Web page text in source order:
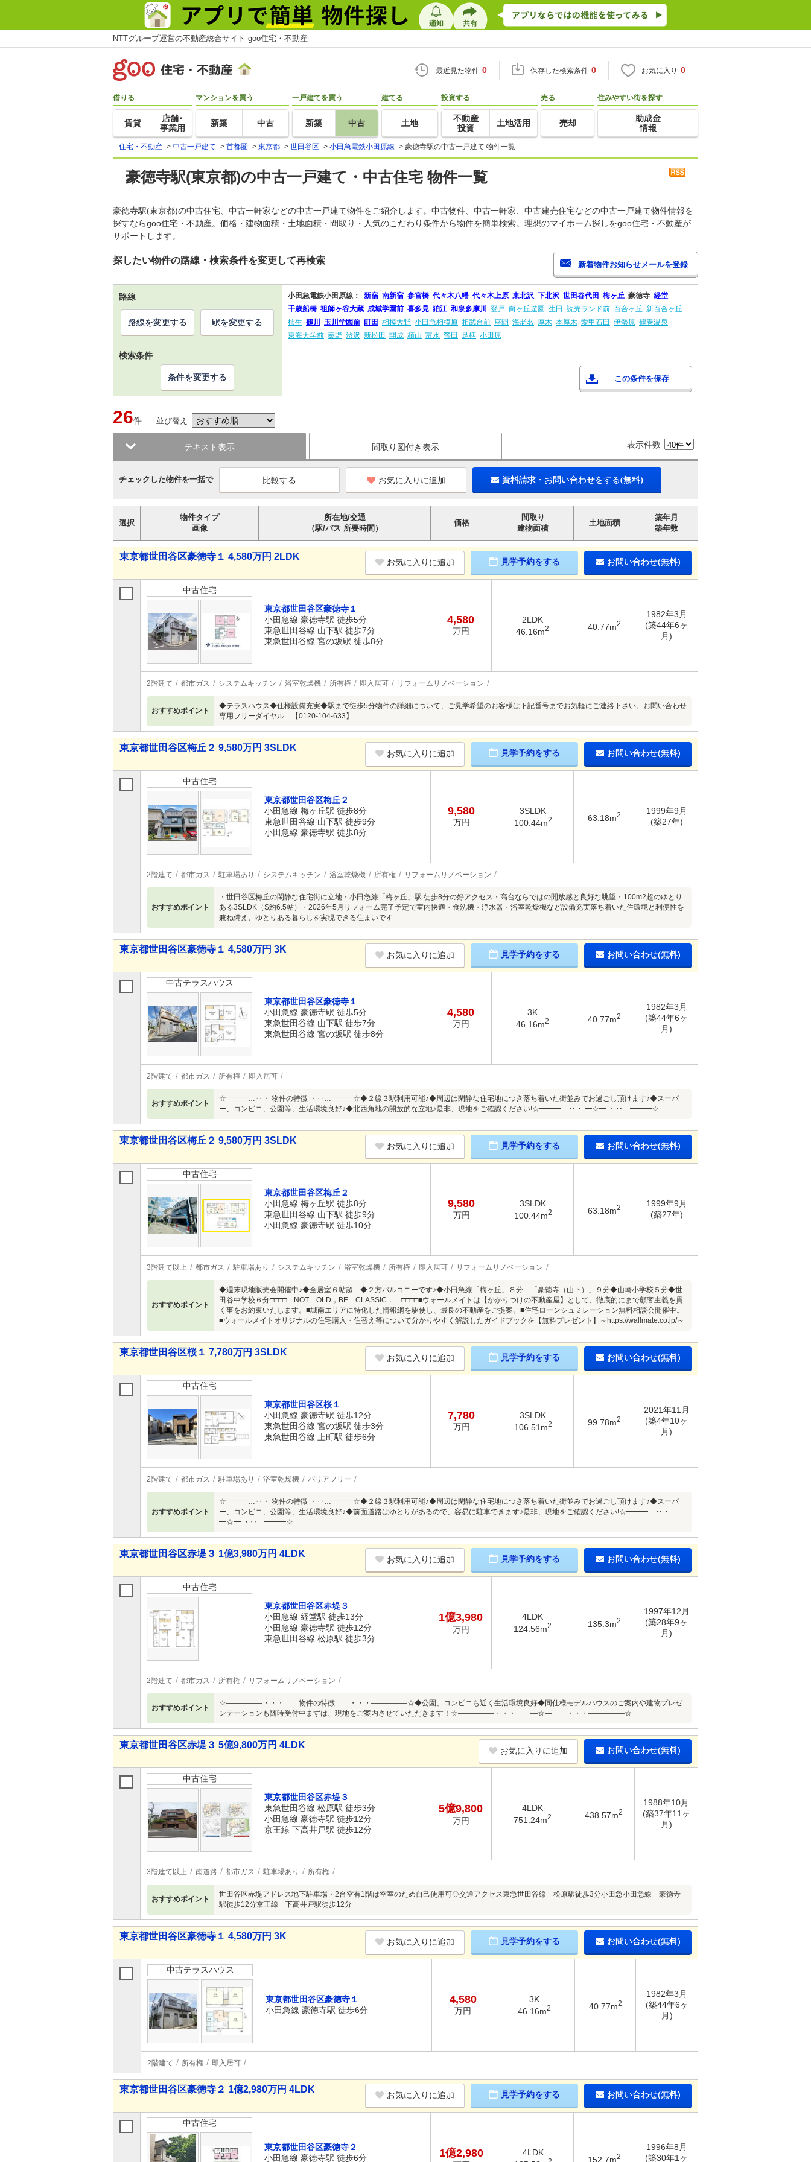
NTTグループ運営の不動産総合サイト goo住宅・不動産
最近見た物件 0 保存した検索条件 0 お気に入り 0
借りる
賃貸
店舗･
事業用
マンションを買う
新築 中古
一戸建てを買う
新築 中古
建てる
土地
投資する
不動産
投資
土地活用
売る
売却
住みやすい街を探す
助成金
情報
住宅・不動産 > 中古一戸建て > 首都圏 > 東京都 > 世田谷区 > 小田急電鉄小田原線 > 豪徳寺駅の中古一戸建て 物件一覧
豪徳寺駅(東京都)の中古一戸建て・中古住宅 物件一覧
豪徳寺駅(東京都)の中古住宅、中古一軒家などの中古一戸建て物件をご紹介します。中古物件、中古一軒家、中古建売住宅などの中古一戸建て物件情報を
探すならgoo住宅・不動産。価格・建物面積・土地面積・間取り・人気のこだわり条件から物件を簡単検索。理想のマイホーム探しをgoo住宅・不動産が
サポートします。
探したい物件の路線・検索条件を変更して再検索
路線 小田急電鉄小田原線： 新宿 南新宿 参宮橋 代々木八幡 代々木上原 東北沢 下北沢 世田谷代田 梅ヶ丘 豪徳寺 経堂
千歳船橋 祖師ヶ谷大蔵 成城学園前 喜多見 狛江 和泉多摩川 登戸 向ヶ丘遊園 生田 読売ランド前 百合ヶ丘 新百合ヶ丘
柿生 鶴川 玉川学園前 町田 相模大野 小田急相模原 相武台前 座間 海老名 厚木 本厚木 愛甲石田 伊勢原 鶴巻温泉
東海大学前 秦野 渋沢 新松田 開成 栢山 富水 螢田 足柄 小田原
路線を変更する 駅を変更する
検索条件
この条件を保存
条件を変更する
26件 並び替え
テキスト表示 間取り図付き表示 表示件数
チェックした物件を一括で お気に入りに追加 資料請求・お問い合わせをする(無料)
選択
物件タイプ
画像
所在地/交通
（駅/バス 所要時間）
価格
間取り
建物面積
土地面積
築年月
築年数
東京都世田谷区豪徳寺１ 4,580万円 2LDK
お気に入りに追加 見学予約をする お問い合わせ(無料)
中古住宅
東京都世田谷区豪徳寺１
小田急線 豪徳寺駅 徒歩5分
東急世田谷線 山下駅 徒歩7分
東急世田谷線 宮の坂駅 徒歩8分
4,580
万円
2LDK
46.16m2 40.77m2
1982年3月
(築44年6ヶ
月)
2階建て 都市ガス システムキッチン 浴室乾燥機 所有権 即入居可 リフォームリノベーション
おすすめポイント
◆テラスハウス◆仕様設備充実◆駅まで徒歩5分物件の詳細について、ご見学希望のお客様は下記番号までお気軽にご連絡下さい。お問い合わせ
専用フリーダイヤル 【0120-104-633】
東京都世田谷区梅丘２ 9,580万円 3SLDK
お気に入りに追加 見学予約をする お問い合わせ(無料)
中古住宅
東京都世田谷区梅丘２
小田急線 梅ヶ丘駅 徒歩8分
東急世田谷線 山下駅 徒歩9分
小田急線 豪徳寺駅 徒歩8分
9,580
万円
3SLDK
100.44m2 63.18m2
1999年9月
(築27年)
2階建て 都市ガス 駐車場あり システムキッチン 浴室乾燥機 所有権 リフォームリノベーション
おすすめポイント
・世田谷区梅丘の閑静な住宅街に立地・小田急線「梅ヶ丘」駅 徒歩8分の好アクセス・高台ならではの開放感と良好な眺望・100m2超のゆとり
ある3SLDK（S約6.5帖）・2026年5月リフォーム完了予定で室内快適・食洗機・浄水器・浴室乾燥機など設備充実落ち着いた住環境と利便性を
兼ね備え、ゆとりある暮らしを実現できる住まいです
東京都世田谷区豪徳寺１ 4,580万円 3K
お気に入りに追加 見学予約をする お問い合わせ(無料)
中古テラスハウス
東京都世田谷区豪徳寺１
小田急線 豪徳寺駅 徒歩5分
東急世田谷線 山下駅 徒歩7分
東急世田谷線 宮の坂駅 徒歩8分
4,580
万円
3K
46.16m2 40.77m2
1982年3月
(築44年6ヶ
月)
2階建て 都市ガス 所有権 即入居可
おすすめポイント
☆━━━…‥・ 物件の特徴 ・‥…━━━☆◆２線３駅利用可能♪◆周辺は閑静な住宅地につき落ち着いた街並みでお過ごし頂けます♪◆スーパ
ー、コンビニ、公園等、生活環境良好♪◆北西角地の開放的な立地♪是非、現地をご確認ください!☆━━━…‥・ ━☆━ ・‥…━━━☆
東京都世田谷区梅丘２ 9,580万円 3SLDK
お気に入りに追加 見学予約をする お問い合わせ(無料)
中古住宅
東京都世田谷区梅丘２
小田急線 梅ヶ丘駅 徒歩8分
東急世田谷線 山下駅 徒歩9分
小田急線 豪徳寺駅 徒歩10分
9,580
万円
3SLDK
100.44m2 63.18m2
1999年9月
(築27年)
3階建て以上 都市ガス 駐車場あり システムキッチン 浴室乾燥機 所有権 即入居可 リフォームリノベーション
おすすめポイント
◆週末現地販売会開催中♪◆全居室６帖超 ◆２方バルコニーです♪◆小田急線「梅ヶ丘」８分 「豪徳寺（山下）」９分◆山崎小学校５分◆世
田谷中学校６分□□□□ NOT OLD，BE CLASSIC． □□□□■ウォールメイトは【かかりつけの不動産屋】として、徹底的にまで顧客主義を貫
く事をお約束いたします。■城南エリアに特化した情報網を駆使し、最良の不動産をご提案。■住宅ローンシュミレーション無料相談会開催中。
■ウォールメイトオリジナルの住宅購入・住替え等について分かりやすく解説したガイドブックを【無料プレゼント】～https://wallmate.co.jp/～
東京都世田谷区桜１ 7,780万円 3SLDK
お気に入りに追加 見学予約をする お問い合わせ(無料)
中古住宅
東京都世田谷区桜１
小田急線 豪徳寺駅 徒歩12分
東急世田谷線 宮の坂駅 徒歩3分
東急世田谷線 上町駅 徒歩6分
7,780
万円
3SLDK
106.51m2 99.78m2
2021年11月
(築4年10ヶ
月)
2階建て 都市ガス 駐車場あり 浴室乾燥機 バリアフリー
おすすめポイント
☆━━━…‥・ 物件の特徴 ・‥…━━━☆◆２線３駅利用可能♪◆周辺は閑静な住宅地につき落ち着いた街並みでお過ごし頂けます♪◆スーパ
ー、コンビニ、公園等、生活環境良好♪◆前面道路はゆとりがあるので、容易に駐車できます♪是非、現地をご確認ください!☆━━━…‥・
━☆━ ・‥…━━━☆
東京都世田谷区赤堤３ 1億3,980万円 4LDK
お気に入りに追加 見学予約をする お問い合わせ(無料)
中古住宅
東京都世田谷区赤堤３
小田急線 経堂駅 徒歩13分
小田急線 豪徳寺駅 徒歩12分
東急世田谷線 松原駅 徒歩3分
1億3,980
万円
4LDK
124.56m2 135.3m2
1997年12月
(築28年9ヶ
月)
2階建て 都市ガス 所有権 リフォームリノベーション
おすすめポイント
☆―――――・・・ 物件の特徴 ・・・―――――☆◆公園、コンビニも近く生活環境良好◆同仕様モデルハウスのご案内や建物プレゼ
ンテーションも随時受付中まずは、現地をご案内させていただきます！☆―――――・・・ ―☆― ・・・―――――☆
東京都世田谷区赤堤３ 5億9,800万円 4LDK
お気に入りに追加 お問い合わせ(無料)
中古住宅
東京都世田谷区赤堤３
東急世田谷線 松原駅 徒歩3分
小田急線 豪徳寺駅 徒歩12分
京王線 下高井戸駅 徒歩12分
5億9,800
万円
4LDK
751.24m2 438.57m2
1988年10月
(築37年11ヶ
月)
3階建て以上 南道路 都市ガス 駐車場あり 所有権
おすすめポイント
世田谷区赤堤アドレス地下駐車場・2台空有1階は空室のため自己使用可◇交通アクセス東急世田谷線 松原駅徒歩3分小田急小田急線 豪徳寺
駅徒歩12分京王線 下高井戸駅徒歩12分
東京都世田谷区豪徳寺１ 4,580万円 3K
お気に入りに追加 見学予約をする お問い合わせ(無料)
中古テラスハウス
東京都世田谷区豪徳寺１
小田急線 豪徳寺駅 徒歩6分
4,580
万円
3K
46.16m2 40.77m2
1982年3月
(築44年6ヶ
月)
2階建て 所有権 即入居可
東京都世田谷区豪徳寺２ 1億2,980万円 4LDK
お気に入りに追加 見学予約をする お問い合わせ(無料)
中古住宅
東京都世田谷区豪徳寺２
小田急線 豪徳寺駅 徒歩6分
1億2,980
4LDK
152.7m2
1996年8月
(築30年1ヶ